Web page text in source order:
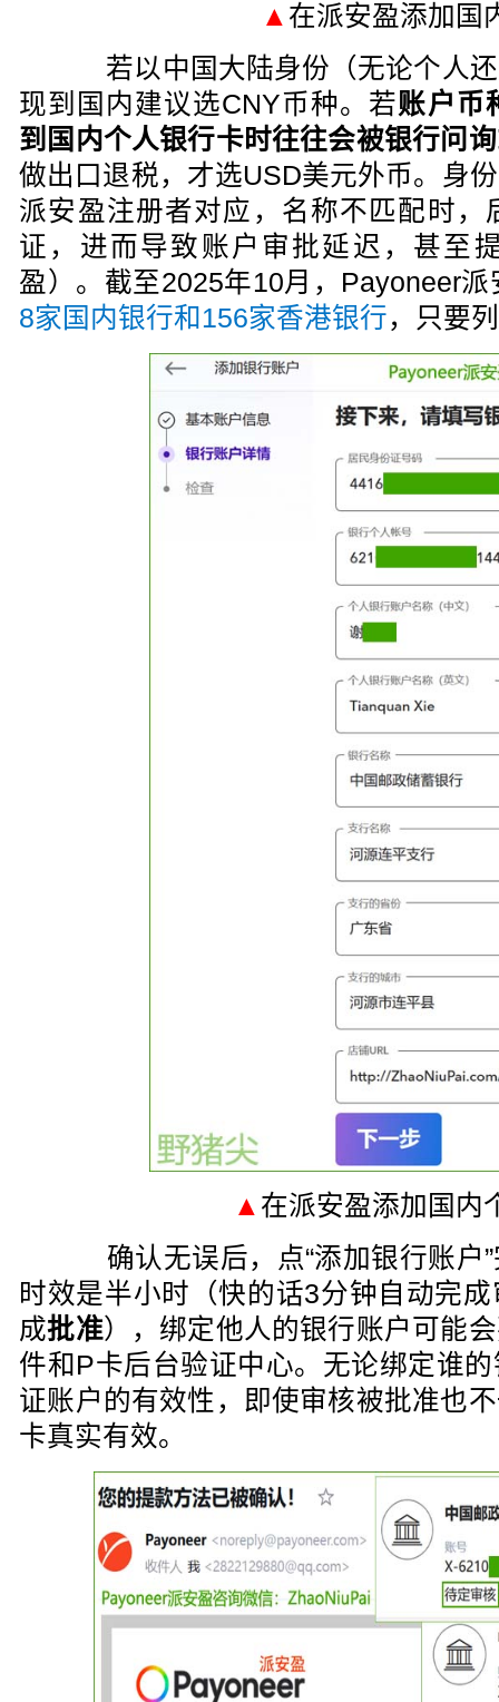
▲ 在派安盈添加国
若以中国大陆身份（无论个人还
现到国内建议选CNY币种。若账户币
到国内个人银行卡时往往会被银行问
做出口退税，才选USD美元外币。身
派安盈注册者对应，名称不匹配时，
证，进而导致账户审批延迟，甚至
盈）。 截至2025年10月 ， Payoneer
8家 国内银行和156家香港银行，只要
▲ 在派安盈添加国内
确认无误后，点“添加银行账户”
时效是半小时（快的话3分钟自动完
成批准），绑定他人的银行账户可能
件和P卡后台验证中心。无论绑定谁
证账户的有效性，即使审核被批准也
卡真实有效。